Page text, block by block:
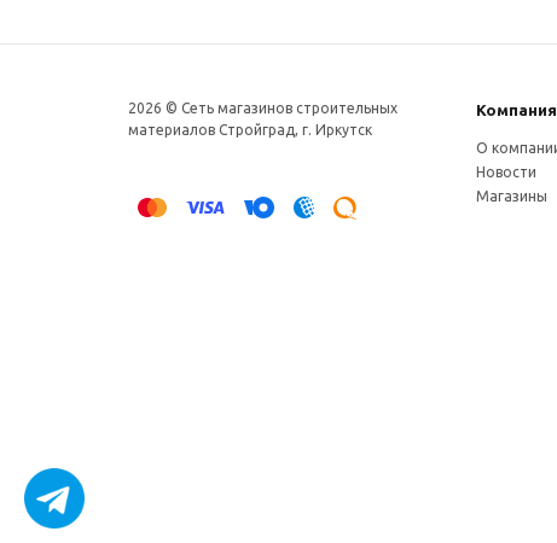
2026 © Сеть магазинов строительных
материалов Стройград, г. Иркутск
Компания
О
Новости
Магазины